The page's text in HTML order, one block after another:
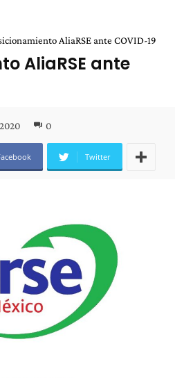
AliaRSE ante COVID-19
AliaRSE ante
0
Twitter